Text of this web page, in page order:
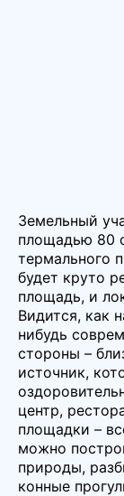
Земельный
площадью 80
термального
будет круто
площадь, и
Видится, как
нибудь
стороны –
источник,
центр,
площадки –
можно
природы,
конные